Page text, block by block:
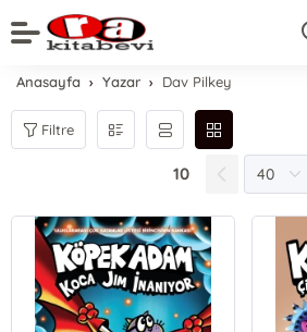
Anasayfa Yazar Dav Pilkey
Filtre
10